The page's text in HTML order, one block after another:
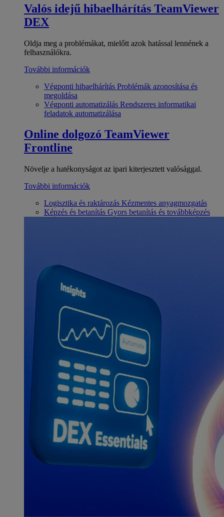
Valós idejű hibaelhárítás TeamViewer
DEX
Oldja meg a problémákat, mielőtt azok hatással lennének a
felhasználókra.
További információk
Végponti hibaelhárítás Problémák azonosítása és
megoldása
Végponti automatizálás Rendszeres informatikai
feladatok automatizálása
Online dolgozó TeamViewer
Frontline
Növelje a hatékonyságot az ipari kiterjesztett valósággal.
További információk
Logisztika és raktározás Kézmentes anyagmozgatás
Képzés és betanítás Gyors betanítás és továbbképzés